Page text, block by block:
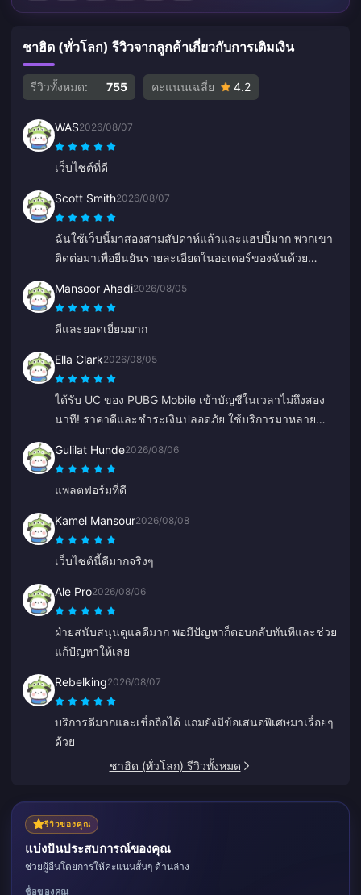
ชาฮิด (ทั่วโลก) รีวิวจากลูกค้าเกี่ยวกับการเติมเงิน
รีวิวทั้งหมด: 755 คะแนนเฉลี่ย 4.2
WAS2026/08/07
เว็บไซต์ที่ดี
Scott Smith2026/08/07
ฉันใช้เว็บนี้มาสองสามสัปดาห์แล้วและแฮปปี้มาก พวกเขา
ติดต่อมาเพื่อยืนยันรายละเอียดในออเดอร์ของฉันด้วย
มาก
Mansoor Ahadi2026/08/05
ดีและยอดเยี่ยมมาก
Ella Clark2026/08/05
ได้รับ UC ของ PUBG Mobile เข้าบัญชีในเวลาไม่ถึงสอง
นาที! ราคาดีและชำระเงินปลอดภัย ใช้บริการมาหลาย
Gulilat Hunde2026/08/06
แพลตฟอร์มที่ดี
Kamel Mansour2026/08/08
เว็บไซต์นี้ดีมากจริงๆ
Ale Pro2026/08/06
ฝ่ายสนับสนุนดูแลดีมาก พอมีปัญหาก็ตอบกลับทันทีและช่วย
แก้ปัญหาให้เลย
Rebelking2026/08/07
บริการดีมากและเชื่อถือได้ แถมยังมีข้อเสนอพิเศษมาเรื่อยๆ
ด้วย
ชาฮิด (ทั่วโลก) รีวิวทั้งหมด
รีวิวของคุณ
แบ่งปันประสบการณ์ของคุณ
ช่วยผู้อื่นโดยการให้คะแนนสั้นๆ ด้านล่าง
ชื่อของคุณ